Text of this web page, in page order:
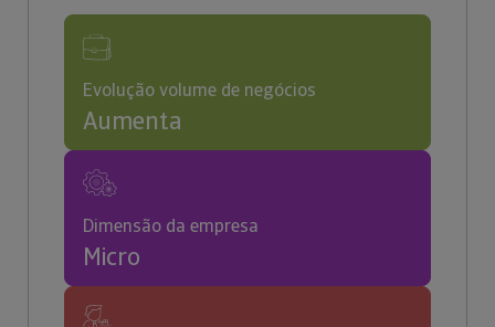
Evolução volume de negócios
Aumenta
Dimensão da empresa
Micro